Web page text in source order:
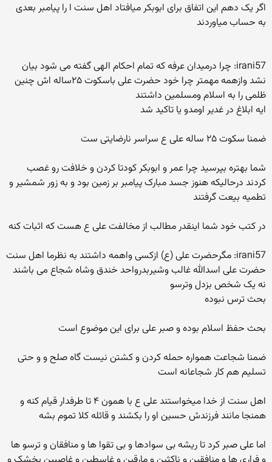
اگر یک دهم این اتفاق برای ابوبکر میافتاد اهل سنت ا را پیامبر بعدی
به حساب میاوردند
irani57: چرا درمیدان عرفه که تمام احکام الهی گفته می شود بیان
نشد وازهمه مهمتر چرا خود حضرت علی باسکوت ۲۵ساله اش چنین
ظلمی را به اسلام ومسلمین داشتند
ایه ابلاغ در غدیر اومدو یا تاکید شد
ضمنا سکوت ۲۵ ساله علی ع سراسر نارضایتی ست
شما بهتره بپرسید چرا عمر و ابوبکر کودتا کردن و خلافت رو غصب
کردند درحالیکه هنوز جسد مبارک پیامبر بر زمین بود و به زور شمشیر و
تطمیه بیعت گرفتند
در کتب خود شما اینقدر مطالب از مخالفت علی ع هست که اثبات کنه
irani57: مگرحضرت علی (ع) ازکسی واهمه داشتند به نظرما اهل سنت
حضرت علی اسدالله غالب وشیربدرواحد خندق وشاه شجاع می باشند
نه یک شخص بزدل وترسو
بحث ترس نبوده
بحث حفظ اسلام بوده و صبر علی برای این موضوع است
ضمنا شجاعت همواره حمله کردن و کشتن نیست گاه صلح و و حتی
تسلیم هم کار شجاعانه است
اهل سنت از خدا میخواستند علی ع با همون ۴ تا طرفدار قیام کنه و
همنجا مانند فرزندش حسین او را بکشند و قائله کلا تموم بشه
اما علی صبر کرد تا ریشه بی سوادها و بی تقوا ها و منافقان و ترسو ها